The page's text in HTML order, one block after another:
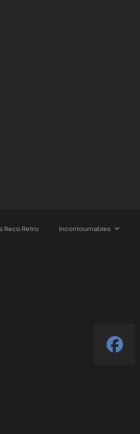
Reco Retro Incontournables